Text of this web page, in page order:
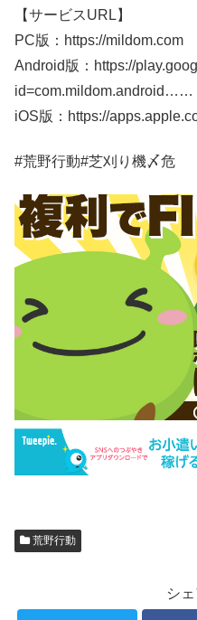
【サービスURL】
PC版：https://mildom.com
Android版：https://
id=com.mildom.android……
iOS版：https://
#荒野行動#芝刈り機〆危
荒野行動
シ